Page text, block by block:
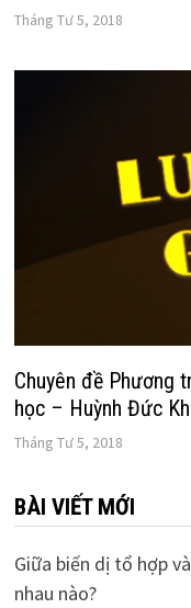
Tháng Tư 5, 2018
Chuyên đề Phương
học – Huỳnh Đức
Tháng Tư 5, 2018
BÀI VIẾT MỚI
Giữa biến dị tổ hợp
nhau nào?